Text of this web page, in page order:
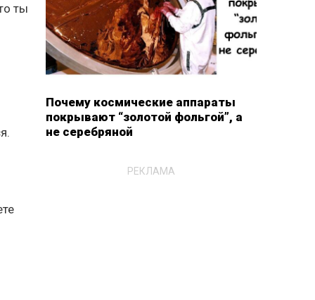
ты
Почему космические аппараты
покрывают “золотой фольгой”, а
не серебряной
РЕКЛАМА